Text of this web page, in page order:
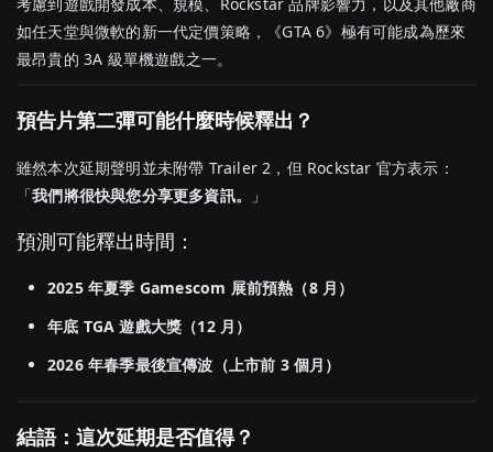
考慮到遊戲開發成本、規模、Rockstar 品牌影響力，以及其他廠商
如任天堂與微軟的新一代定價策略，《GTA 6》極有可能成為歷來
最昂貴的 3A 級單機遊戲之一。
預告片第二彈可能什麼時候釋出？
雖然本次延期聲明並未附帶 Trailer 2，但 Rockstar 官方表示：
「我們將很快與您分享更多資訊。 」
預測可能釋出時間：
2025 年夏季 Gamescom 展前預熱（8 月）
年底 TGA 遊戲大獎（12 月）
2026 年春季最後宣傳波（上市前 3 個月）
結語：這次延期是否值得？